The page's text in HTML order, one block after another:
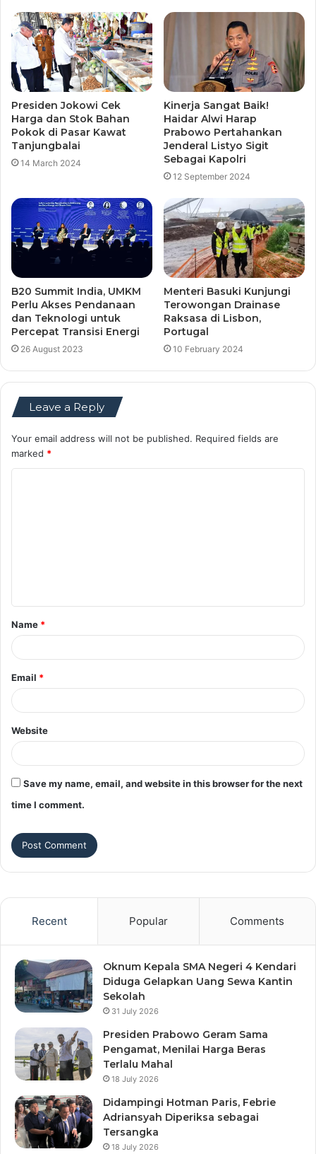
Presiden Jokowi Cek
Harga dan Stok Bahan
Pokok di Pasar Kawat
Tanjungbalai
14 March 2024
Kinerja Sangat Baik!
Haidar Alwi Harap
Prabowo Pertahankan
Jenderal Listyo Sigit
Sebagai Kapolri
12 September 2024
B20 Summit India, UMKM
Perlu Akses Pendanaan
dan Teknologi untuk
Percepat Transisi Energi
26 August 2023
Menteri Basuki Kunjungi
Terowongan Drainase
Raksasa di Lisbon,
Portugal
10 February 2024
Leave a Reply
Your email address will not be published. Required fields are
marked *
t
*
Name *
Email *
Website
Save my name, email, and website in this browser for the next
time I comment.
Recent Popular Comments
Oknum Kepala SMA Negeri 4 Kendari
Diduga Gelapkan Uang Sewa Kantin
Sekolah
31 July 2026
Presiden Prabowo Geram Sama
Pengamat, Menilai Harga Beras
Terlalu Mahal
18 July 2026
Didampingi Hotman Paris, Febrie
Adriansyah Diperiksa sebagai
Tersangka
18 July 2026